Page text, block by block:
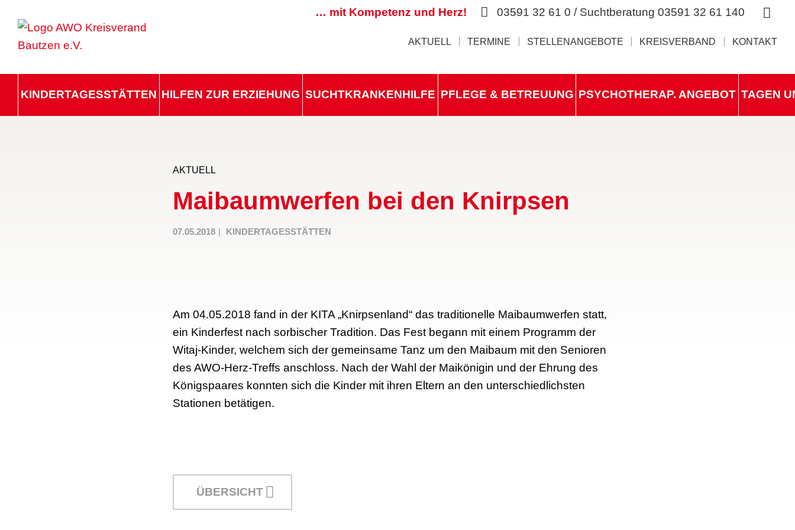
… mit Kompetenz und Herz! 03591 32 61 0 / Suchtberatung 03591 32 61 140
AKTUELL TERMINE STELLENANGEBOTE KREISVERBAND KONTAKT
KINDERTAGESSTÄTTEN HILFEN ZUR ERZIEHUNG SUCHTKRANKENHILFE PFLEGE & BETREUUNG PSYCHOTHERAP. ANGEBOT TAGEN
AKTUELL
Maibaumwerfen bei den Knirpsen
07.05.2018 KINDERTAGESSTÄTTEN
Am 04.05.2018 fand in der KITA „Knirpsenland“ das traditionelle Maibaumwerfen statt,
ein Kinderfest nach sorbischer Tradition. Das Fest begann mit einem Programm der
Witaj-Kinder, welchem sich der gemeinsame Tanz um den Maibaum mit den Senioren
des AWO-Herz-Treffs anschloss. Nach der Wahl der Maikönigin und der Ehrung des
Königspaares konnten sich die Kinder mit ihren Eltern an den unterschiedlichsten
Stationen betätigen.
ÜBERSICHT